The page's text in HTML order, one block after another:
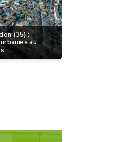
(35) :
au